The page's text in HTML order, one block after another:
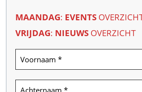
MAANDAG: EVENTS
VRIJDAG: NIEUWS OVERZICHT